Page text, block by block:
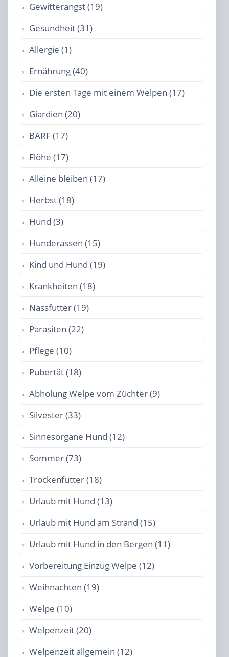
Gewitterangst (19)
Gesundheit (31)
Allergie (1)
Ernährung (40)
Die ersten Tage mit einem Welpen (17)
Giardien (20)
BARF (17)
Flöhe (17)
Alleine bleiben (17)
Herbst (18)
Hund (3)
Hunderassen (15)
Kind und Hund (19)
Krankheiten (18)
Nassfutter (19)
Parasiten (22)
Pflege (10)
Pubertät (18)
Abholung Welpe vom Züchter (9)
Silvester (33)
Sinnesorgane Hund (12)
Sommer (73)
Trockenfutter (18)
Urlaub mit Hund (13)
Urlaub mit Hund am Strand (15)
Urlaub mit Hund in den Bergen (11)
Vorbereitung Einzug Welpe (12)
Weihnachten (19)
Welpe (10)
Welpenzeit (20)
Welpenzeit allgemein (12)